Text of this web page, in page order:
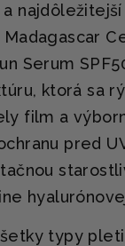
Madagascar
Serum
ktorá sa
film a
pred
typy